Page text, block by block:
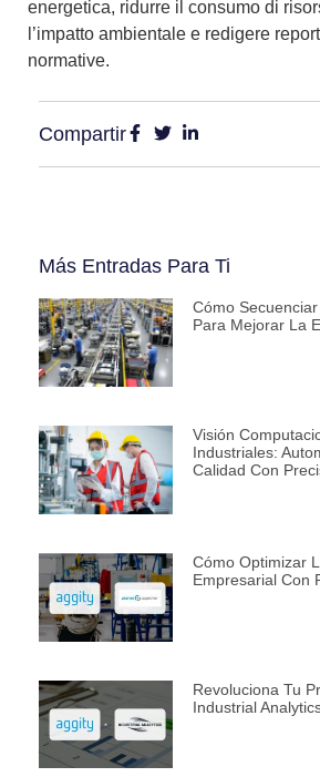
energetica, ridurre il consumo di
l’impatto ambientale e redigere
normative.
Compartir
Más Entradas Para Ti
Cómo
Para Mejorar La
Visión
Industriales:
Calidad Con
Cómo Optimizar
Empresarial Con
Revoluciona Tu
Industrial